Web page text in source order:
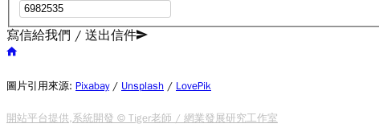
寫信給我們 / 送出信件
圖片引用來源: Pixabay/ Unsplash / LovePik
開站平台提供,系統開發 © Tiger老師 / 網業發展研究工作室